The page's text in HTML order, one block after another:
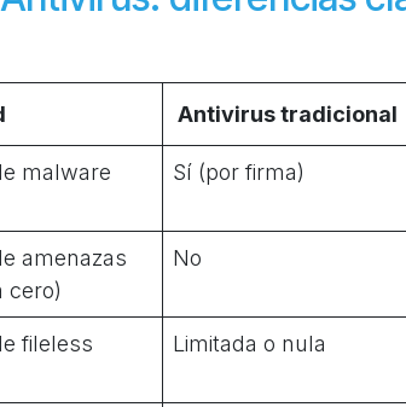
Antivirus tradicional
malware
Sí (por firma)
amenazas
cero)
No
fileless
Limitada o nula